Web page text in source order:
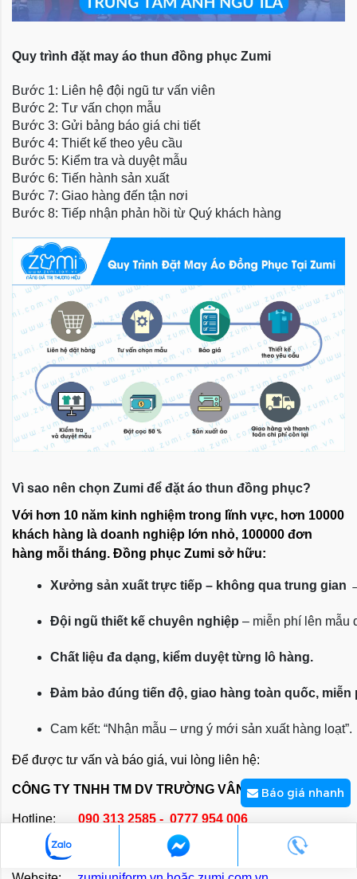
Quy trình đặt may áo thun đồng phục Zumi
Bước 1: Liên hệ đội ngũ tư vấn viên
Bước 2: Tư vấn chọn mẫu
Bước 3: Gửi bảng báo giá chi tiết
Bước 4: Thiết kế theo yêu cầu
Bước 5: Kiểm tra và duyệt mẫu
Bước 6: Tiến hành sản xuất
Bước 7: Giao hàng đến tận nơi
Bước 8: Tiếp nhận phản hồi từ Quý khách hàng
Vì sao nên chọn Zumi để đặt áo thun đồng phục?
Với hơn 10 năm kinh nghiệm trong lĩnh vực, hơn 10000
khách hàng là doanh nghiệp lớn nhỏ, 100000 đơn
hàng mỗi tháng. Đồng phục Zumi sở hữu:
Xưởng sản xuất trực tiếp – không qua trung gian
Đội ngũ thiết kế chuyên nghiệp – miễn phí lên mẫu
Chất liệu đa dạng, kiểm duyệt từng lô hàng.
Đảm bảo đúng tiến độ, giao hàng toàn quốc, miễn
Cam kết: “Nhận mẫu – ưng ý mới sản xuất hàng loạt”.
Để được tư vấn và báo giá, vui lòng liên hệ:
CÔNG TY TNHH TM DV TRƯỜNG VÂN
Hotline: 090 313 2585 - 0777 954 006
Email: kinhdoanh@zumi.com.vn
Báo giá nhanh